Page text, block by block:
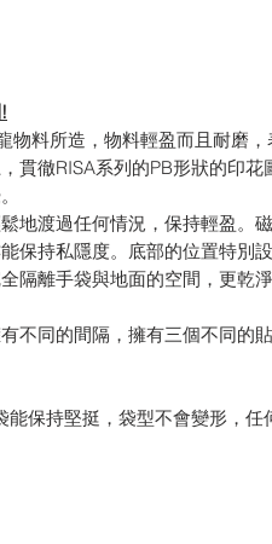
物料所造，物料輕盈而且耐磨，
貫徹RISA系列的PB形狀的印花
地渡過任何情況，保持輕盈。
保持私隱度。底部的位置特別
隔離手袋與地面的空間，更乾淨
不同的間隔，擁有三個不同的
能保持堅挺，袋型不會變形，任